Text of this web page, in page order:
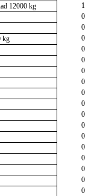
12000 kg
1
0
0
kg
0
0
0
0
0
0
0
0
0
0
0
0
0
0
0